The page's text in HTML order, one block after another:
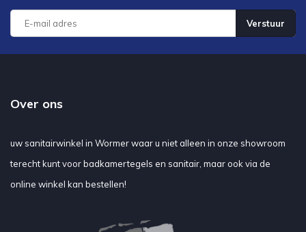
Verstuur
Over ons
uw sanitairwinkel in Wormer waar u niet alleen in onze showroom
terecht kunt voor badkamertegels en sanitair, maar ook via de
online winkel kan bestellen!